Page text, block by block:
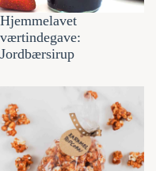
Hjemmelavet
værtindegave:
Jordbærsirup